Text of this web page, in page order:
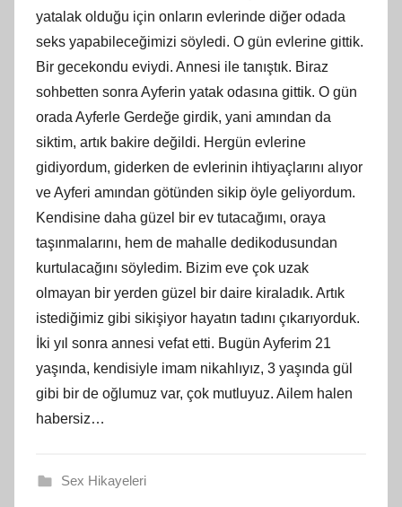
yatalak olduğu için onların evlerinde diğer odada
seks yapabileceğimizi söyledi. O gün evlerine gittik.
Bir gecekondu eviydi. Annesi ile tanıştık. Biraz
sohbetten sonra Ayferin yatak odasına gittik. O gün
orada Ayferle Gerdeğe girdik, yani amından da
siktim, artık bakire değildi. Hergün evlerine
gidiyordum, giderken de evlerinin ihtiyaçlarını alıyor
ve Ayferi amından götünden sikip öyle geliyordum.
Kendisine daha güzel bir ev tutacağımı, oraya
taşınmalarını, hem de mahalle dedikodusundan
kurtulacağını söyledim. Bizim eve çok uzak
olmayan bir yerden güzel bir daire kiraladık. Artık
istediğimiz gibi sikişiyor hayatın tadını çıkarıyorduk.
İki yıl sonra annesi vefat etti. Bugün Ayferim 21
yaşında, kendisiyle imam nikahlıyız, 3 yaşında gül
gibi bir de oğlumuz var, çok mutluyuz. Ailem halen
habersiz…
Sex Hikayeleri